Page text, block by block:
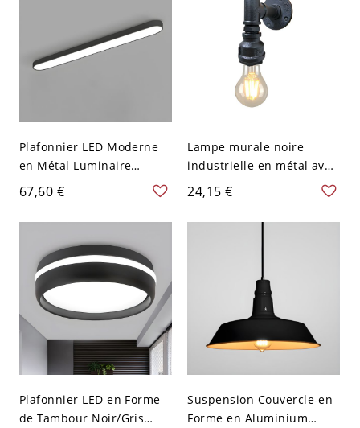
Plafonnier LED Moderne
en Métal Luminaire
Encastré Linéaire en
Acrylique - 110 V-120 V
62,23 cm Noir Blanc
67,60 €
Lampe murale noire
industrielle en métal avec
1 lumière pour idées
d'éclairage monté sur le
mur de bain de tuyau
24,15 €
Plafonnier LED en Forme
de Tambour Noir/Gris
Suspension Couvercle-en
Forme en Aluminium